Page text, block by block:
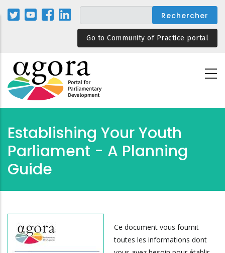
Aller
au
Go to Community of Practice portal
Establishing Your Youth
Parliament - A Planning
Guide
Ce document vous fournit
toutes les informations dont